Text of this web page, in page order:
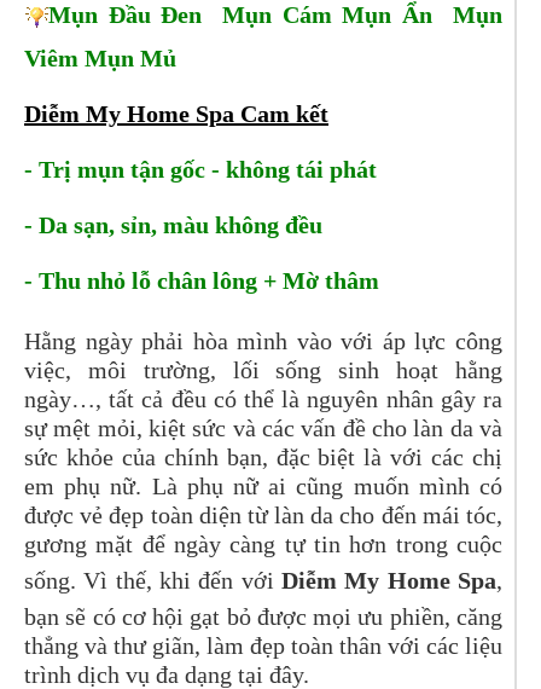
Mụn Đầu Đen Mụn Cám Mụn Ẩn Mụn
Viêm Mụn Mủ
Diễm My Home Spa Cam kết
- Trị mụn tận gốc - không tái phát
- Da sạn, sỉn, màu không đều
- Thu nhỏ lỗ chân lông + Mờ thâm
Hằng ngày phải hòa mình vào với áp lực công
việc, môi trường, lối sống sinh hoạt hằng
ngày…, tất cả đều có thể là nguyên nhân gây ra
sự mệt mỏi, kiệt sức và các vấn đề cho làn da và
sức khỏe của chính bạn, đặc biệt là với các chị
em phụ nữ. Là phụ nữ ai cũng muốn mình có
được vẻ đẹp toàn diện từ làn da cho đến mái tóc,
gương mặt để ngày càng tự tin hơn trong cuộc
sống. Vì thế, khi đến với Diễm My Home Spa,
bạn sẽ có cơ hội gạt bỏ được mọi ưu phiền, căng
thẳng và thư giãn, làm đẹp toàn thân với các liệu
trình dịch vụ đa dạng tại đây.